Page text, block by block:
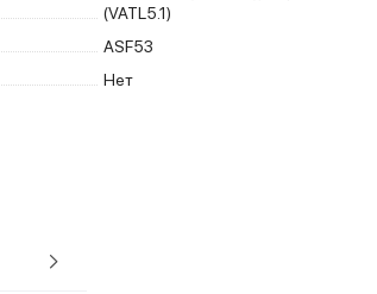
(VATL5.1)
ASF53
Нет